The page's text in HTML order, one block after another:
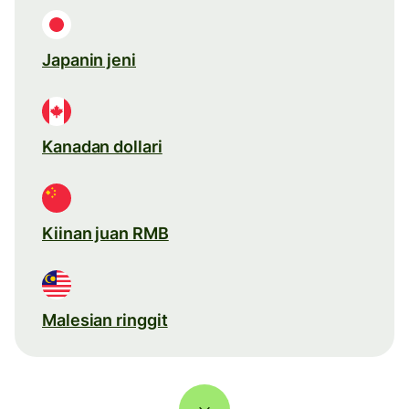
Japanin jeni
Kanadan dollari
Kiinan juan RMB
Malesian ringgit